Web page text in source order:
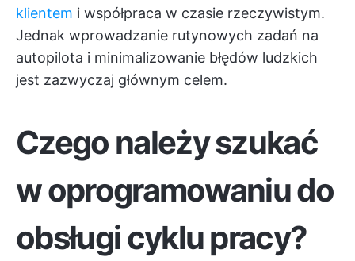
klientem i współpraca w czasie rzeczywistym.
Jednak wprowadzanie rutynowych zadań na
autopilota i minimalizowanie błędów ludzkich
jest zazwyczaj głównym celem.
Czego należy szukać
w oprogramowaniu do
obsługi cyklu pracy?